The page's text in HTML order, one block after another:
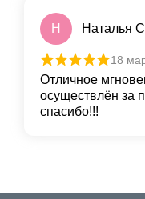
Н Наталья
18
Отличное
осуществлён за
спасибо!!!